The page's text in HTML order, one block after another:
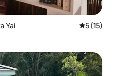
Yai
5 (15)